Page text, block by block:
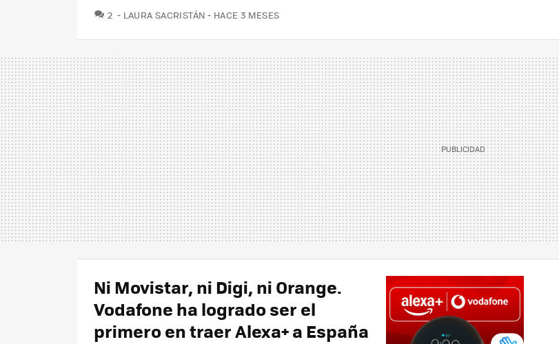
2 COMENTARIOS
LAURA SACRISTÁN HACE 3 MESES
Ni Movistar, ni Digi, ni Orange.
Vodafone ha logrado ser el
primero en traer Alexa+ a España